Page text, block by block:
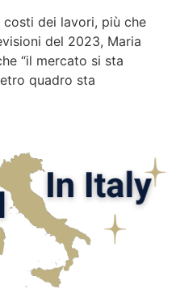
costi dei lavori, più che
del 2023, Maria
“il mercato si sta
quadro sta